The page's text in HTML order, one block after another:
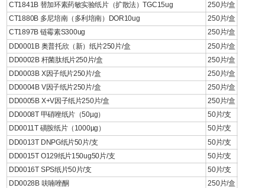
CT1841B 替加环素药敏实验纸片（扩散法）TGC15ug
250片/盒
CT1880B 多尼培南（多利培南）DOR10ug
250片/盒
CT1897B 链霉素S300ug
250片/盒
DD0001B 奥普托欣（新）纸片250片/盒
250片/盒
DD0002B 杆菌肽纸片250片/盒
250片/盒
DD0003B X因子纸片250片/盒
250片/盒
DD0004B V因子纸片250片/盒
250片/盒
DD0005B X+V因子纸片250片/盒
250片/盒
DD0008T 甲硝唑纸片（50µg）
50片/支
DD0011T 磺胺纸片（1000µg）
50片/支
DD0013T DNPG纸片50片/支
50片/支
DD0015T O129纸片150ug50片/支
50片/支
DD0016T SPS纸片50片/支
50片/支
DD0028B 呋喃唑酮
250片/盒